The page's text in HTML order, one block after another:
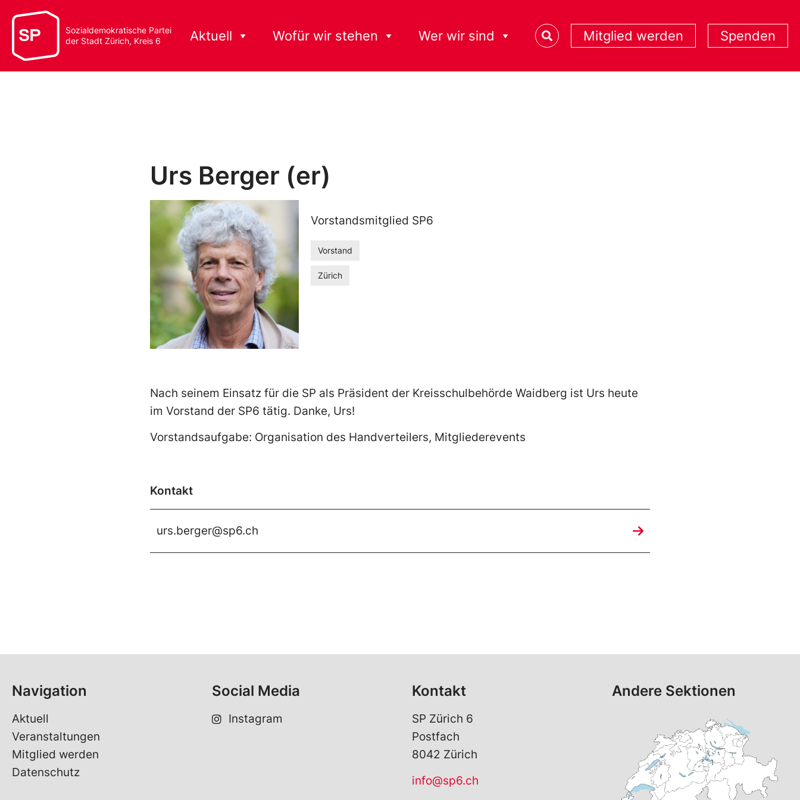
Sozialdemokratische Partei
der Stadt Zürich, Kreis 6
Aktuell Wofür wir stehen Wer wir sind Mitglied werden Spenden
Urs Berger (er)
Vorstandsmitglied SP6
Vorstand
Zürich
Nach seinem Einsatz für die SP als Präsident der Kreisschulbehörde Waidberg ist Urs heute
im Vorstand der SP6 tätig. Danke, Urs!
Vorstandsaufgabe: Organisation des Handverteilers, Mitgliederevents
Kontakt
urs.berger@sp6.ch
Navigation
Aktuell
Veranstaltungen
Mitglied werden
Datenschutz
Social Media
Instagram
Kontakt
SP Zürich 6
Postfach
8042 Zürich
info@sp6.ch
Andere Sektionen